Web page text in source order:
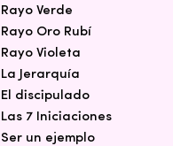
Rayo Verde
Rayo Oro Rubí
Rayo Violeta
La Jerarquía
El discipulado
Las 7 Iniciaciones
Ser un ejemplo